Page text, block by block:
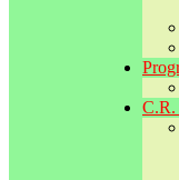
C.R.